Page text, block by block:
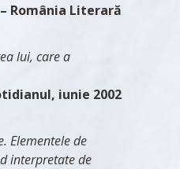
– România Literară
lui, care a
iunie 2002
Elementele de
interpretate de